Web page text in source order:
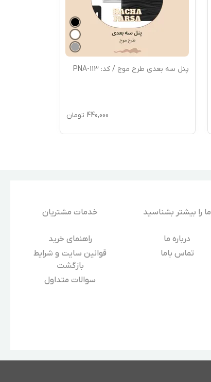
پنل سه بعدی طرح موج / کد: PNA-113
440,000 تومان
ما را بیشتر بشناسید
درباره‌ ما
تماس باما
خدمات مشتریان
راهنمای خرید
قوانین سایت و شرایط
بازگشت
سوالات متداول